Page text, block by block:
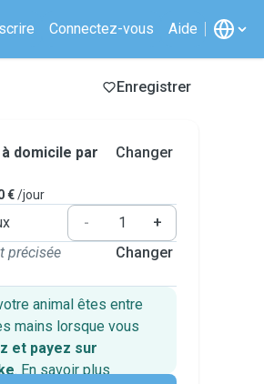
Connectez-vous Aide
Enregistrer
domicile par
€/jour
Changer
-
+
précisée
Changer
animal êtes entre
mains lorsque vous
et payez sur
. En savoir plus
sécurisés